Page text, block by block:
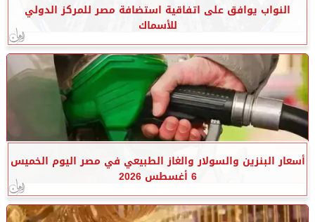
النواب يوافق على اتفاقية استضافة مصر للمركز الدولي
للأسماك
أسعار البنزين والسولار والغاز الطبيعي في مصر اليوم الخميس
6 أغسطس 2026